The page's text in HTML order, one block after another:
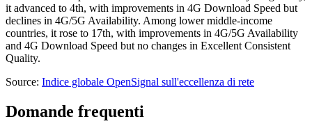
it advanced to 4th, with improvements in 4G Download Speed but
declines in 4G/5G Availability. Among lower middle-income
countries, it rose to 17th, with improvements in 4G/5G Availability
and 4G Download Speed but no changes in Excellent Consistent
Quality.
Source: Indice globale OpenSignal sull'eccellenza di rete
Domande frequenti